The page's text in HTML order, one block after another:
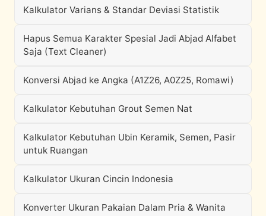
Kalkulator Varians & Standar Deviasi Statistik
Hapus Semua Karakter Spesial Jadi Abjad Alfabet
Saja (Text Cleaner)
Konversi Abjad ke Angka (A1Z26, A0Z25, Romawi)
Kalkulator Kebutuhan Grout Semen Nat
Kalkulator Kebutuhan Ubin Keramik, Semen, Pasir
untuk Ruangan
Kalkulator Ukuran Cincin Indonesia
Konverter Ukuran Pakaian Dalam Pria & Wanita